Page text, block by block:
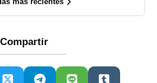
Compartir